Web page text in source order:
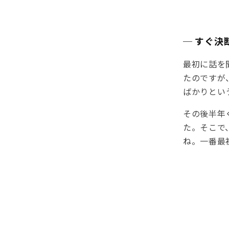
─ すぐ決
最初に話を
たのです
ばかりとい
その後半年
た。そこ
ね。一番最